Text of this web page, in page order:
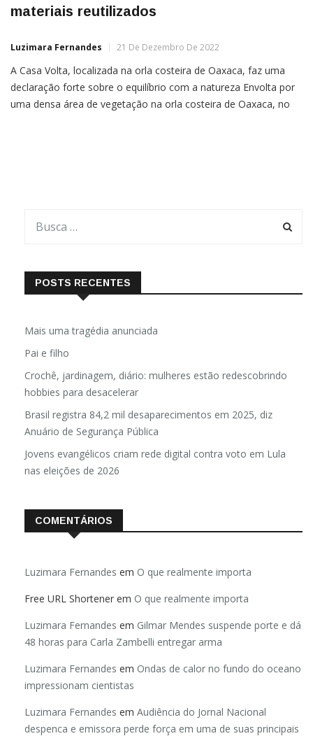
materiais reutilizados
Luzimara Fernandes 21 De Dezembro De 2022
A Casa Volta, localizada na orla costeira de Oaxaca, faz uma
declaração forte sobre o equilíbrio com a natureza Envolta por
uma densa área de vegetação na orla costeira de Oaxaca, no
POSTS RECENTES
Mais uma tragédia anunciada
Pai e filho
Crochê, jardinagem, diário: mulheres estão redescobrindo
hobbies para desacelerar
Brasil registra 84,2 mil desaparecimentos em 2025, diz
Anuário de Segurança Pública
Jovens evangélicos criam rede digital contra voto em Lula
nas eleições de 2026
COMENTÁRIOS
Luzimara Fernandes em O que realmente importa
Free URL Shortener em O que realmente importa
Luzimara Fernandes em Gilmar Mendes suspende porte e dá
48 horas para Carla Zambelli entregar arma
Luzimara Fernandes em Ondas de calor no fundo do oceano
impressionam cientistas
Luzimara Fernandes em Audiência do Jornal Nacional
despenca e emissora perde força em uma de suas principais